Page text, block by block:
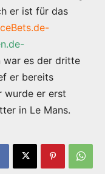
er ist für das
war es der dritte
er bereits
wurde er erst
in Le Mans.